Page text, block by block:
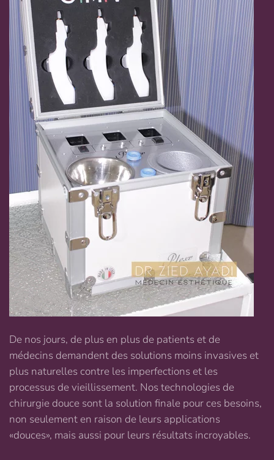
De nos jours, de plus en plus de patients et de
médecins demandent des solutions moins invasives et
plus naturelles contre les imperfections et les
processus de vieillissement. Nos technologies de
chirurgie douce sont la solution finale pour ces besoins,
non seulement en raison de leurs applications
«douces», mais aussi pour leurs résultats incroyables.